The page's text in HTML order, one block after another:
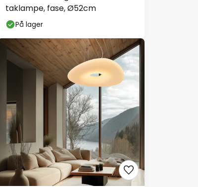
taklampe, fase, Ø52cm
På lager